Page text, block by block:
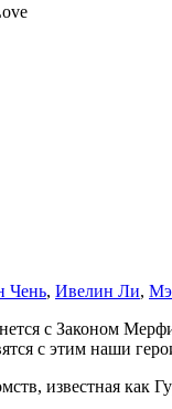
Чень, Ивелин Ли,
с Законом
с этим наши
известная